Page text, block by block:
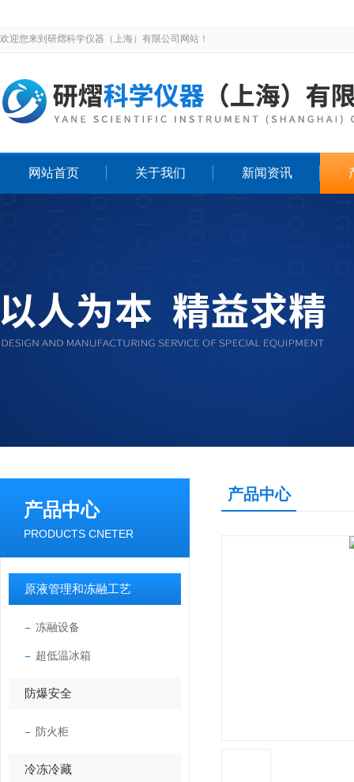
欢迎您来到研熠科学仪器（上海）有限公司网站！
网站首页 关于我们 新闻资讯
产品中心
PRODUCTS CNETER
原液管理和冻融工艺
冻融设备
超低温冰箱
防爆安全
防火柜
冷冻冷藏
产品中心